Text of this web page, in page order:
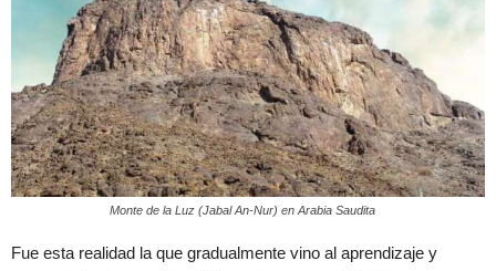
Monte de la Luz (Jabal An-Nur) en Arabia Saudita
Fue esta realidad la que gradualmente vino al aprendizaje y